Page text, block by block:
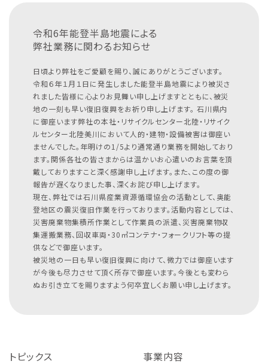
令和6年能登半島地震による
弊社業務に関わるお知らせ
日頃より弊社をご愛顧を賜り、誠にありがとうございます。
令和６年１月１日に発生しました能登半島地震により被災さ
れました皆様に心よりお見舞い申し上げますとともに、被災
地の一刻も早い復旧復興をお祈り申し上げます。 石川県内
に御座います弊社の本社・リサイクルセンター北陸・リサイク
ルセンター北陸美川において人的・建物・設備被害は御座い
ませんでした。年明けの1/5より通常通り業務を開始しており
ます。関係各社の皆さまからは温かいお心遣いのお言葉を頂
戴しておりますこと深く感謝申し上げます。また、この度の御
報告が遅くなりました事、深くお詫び申し上げます。
現在、弊社では石川県産業資源循環協会の活動として、奥能
登地区の震災復旧作業を行っております。活動内容としては、
災害廃棄物集積所作業として作業員の派遣、災害廃棄物収
集運搬業務、回収車両・30㎥コンテナ・フォークリフト等の提
供などで御座います。
被災地の一日も早い復旧復興に向けて、微力では御座います
が今後も尽力させて頂く所存で御座います。今後とも変わら
ぬお引き立てを賜りますよう何卒宜しくお願い申し上げます。
トピックス 事業内容